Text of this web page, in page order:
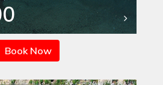
Book Now